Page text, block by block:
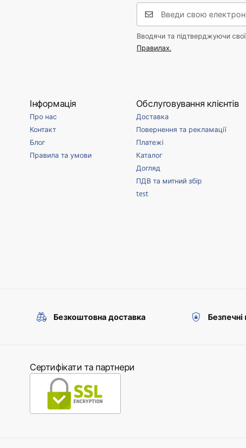
Вводячи та підтверджуючи
Правилах.
Інформація
Про нас
Контакт
Блог
Правила та умови
Обслуговування клієнтів
Доставка
Повернення та рекламації
Платежі
Каталог
Догляд
ПДВ та митний збір
test
Безкоштовна доставка
Сертифікати та партнери